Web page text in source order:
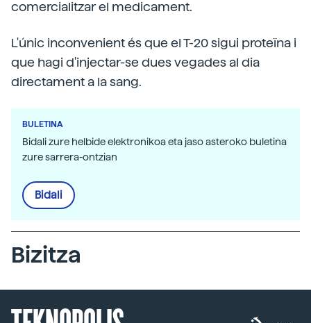
comercialitzar el medicament.
L'únic inconvenient és que el T-20 sigui proteïna i
que hagi d'injectar-se dues vegades al dia
directament a la sang.
BULETINA
Bidali zure helbide elektronikoa eta jaso asteroko buletina
zure sarrera-ontzian
Bidali
Bizitza